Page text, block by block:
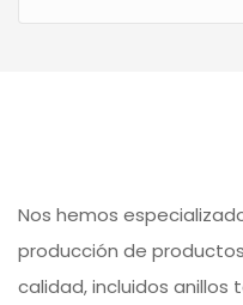
Nos hemos
producción de
calidad, incluidos anillos